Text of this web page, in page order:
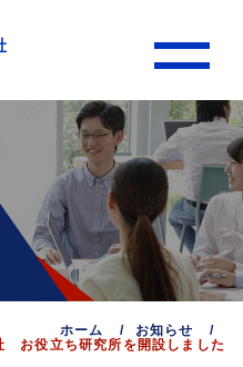
ホーム
お知らせ
お役立ち研究所を開設しました